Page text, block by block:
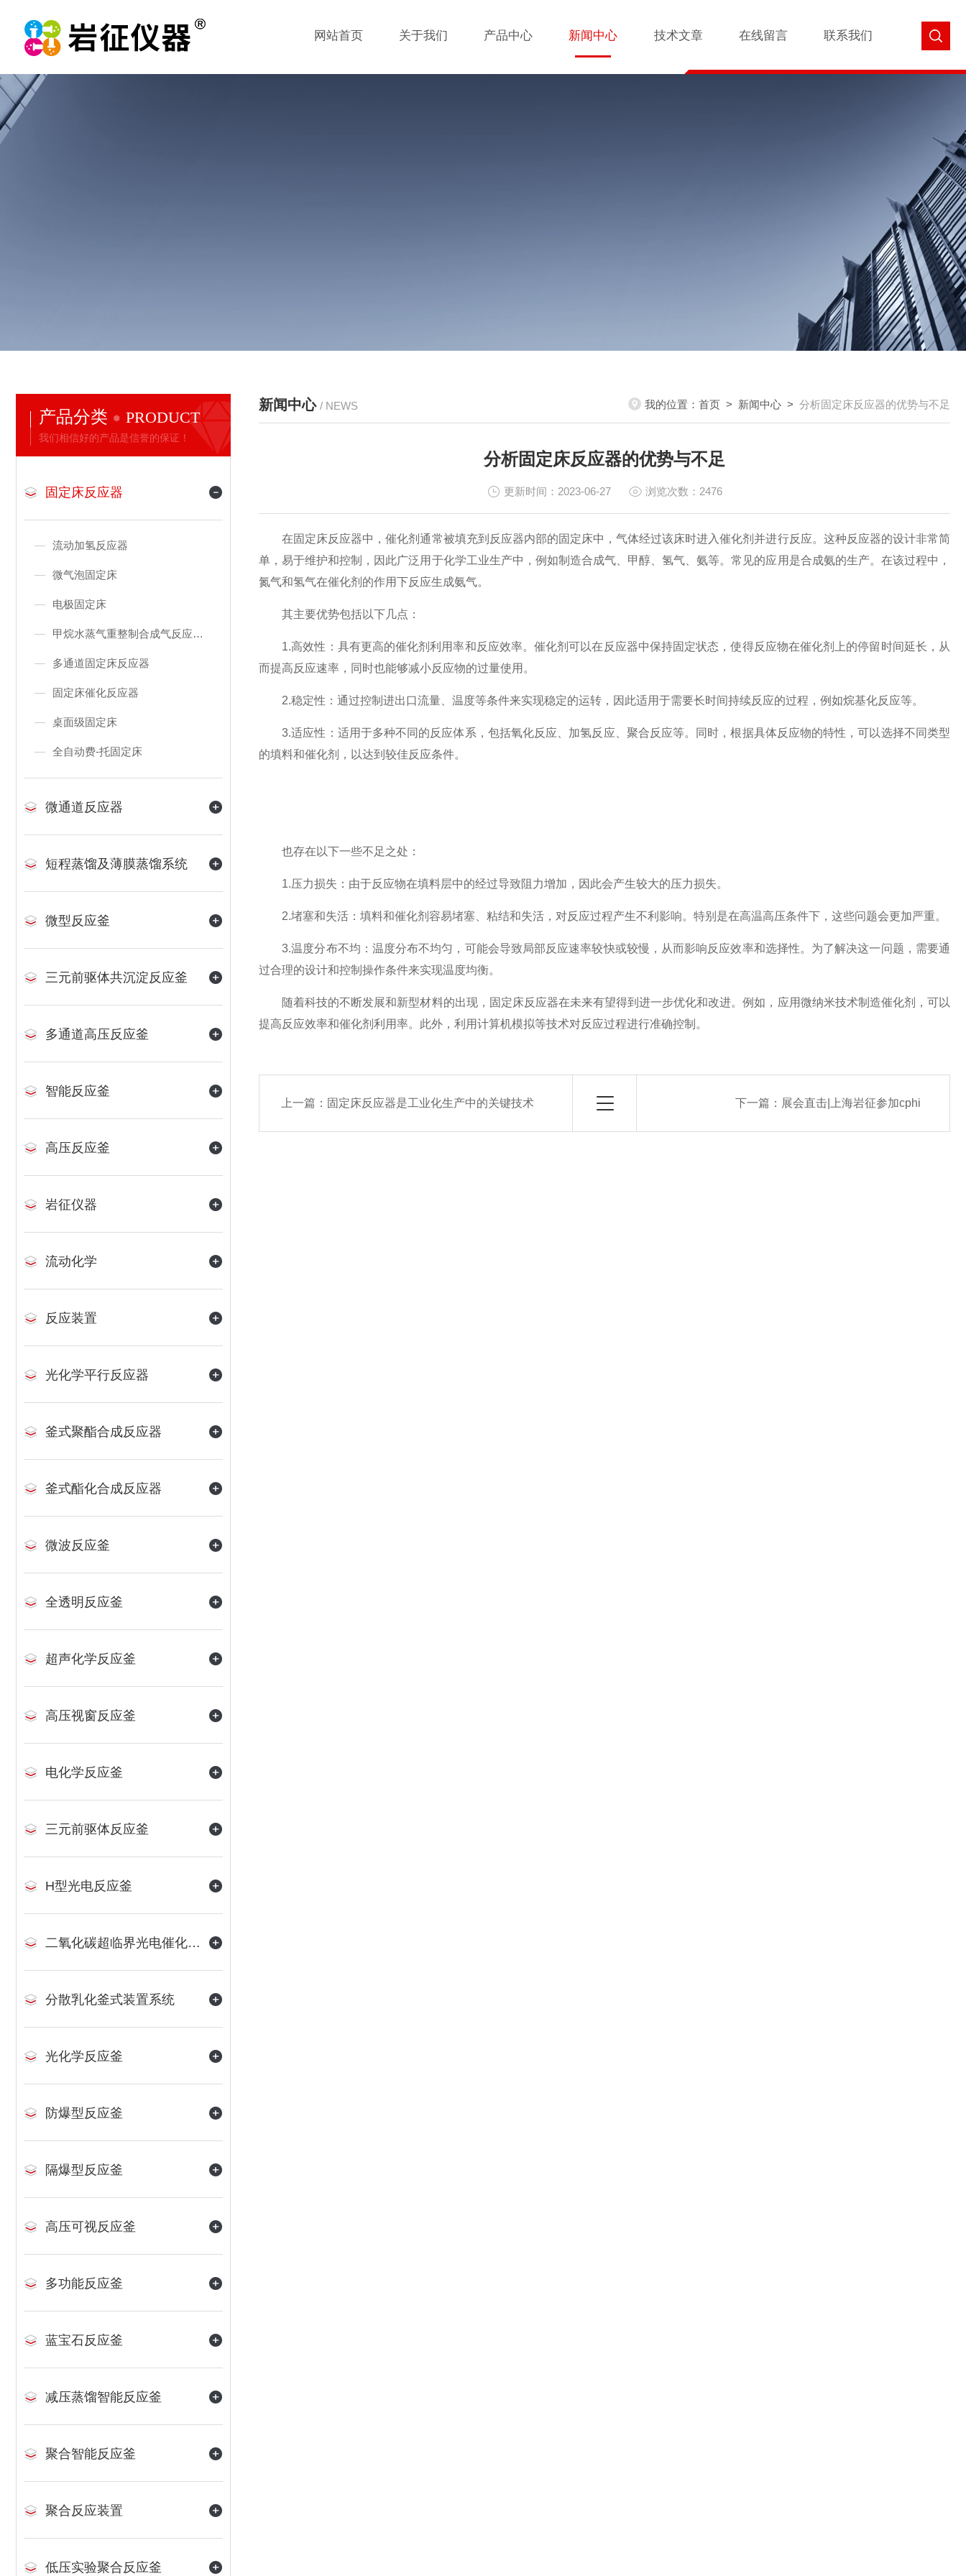
网站首页 关于我们 产品中心 新闻中心 技术文章 在线留言 联系我们
新闻中心 / NEWS 我的位置： 首页 > 新闻中心 > 分析固定床反应器的优势与不足
分析固定床反应器的优势与不足
更新时间：2023-06-27 浏览次数：2476
在固定床反应器中，催化剂通常被填充到反应器内部的固定床中，气体经过该床时进入催化剂并进行反应。这种反应器的设计非常简
单，易于维护和控制，因此广泛用于化学工业生产中，例如制造合成气、甲醇、氢气、氨等。常见的应用是合成氨的生产。在该过程中，
氮气和氢气在催化剂的作用下反应生成氨气。
其主要优势包括以下几点：
1.高效性：具有更高的催化剂利用率和反应效率。催化剂可以在反应器中保持固定状态，使得反应物在催化剂上的停留时间延长，从
而提高反应速率，同时也能够减小反应物的过量使用。
2.稳定性：通过控制进出口流量、温度等条件来实现稳定的运转，因此适用于需要长时间持续反应的过程，例如烷基化反应等。
3.适应性：适用于多种不同的反应体系，包括氧化反应、加氢反应、聚合反应等。同时，根据具体反应物的特性，可以选择不同类型
的填料和催化剂，以达到较佳反应条件。
也存在以下一些不足之处：
1.压力损失：由于反应物在填料层中的经过导致阻力增加，因此会产生较大的压力损失。
2.堵塞和失活：填料和催化剂容易堵塞、粘结和失活，对反应过程产生不利影响。特别是在高温高压条件下，这些问题会更加严重。
3.温度分布不均：温度分布不均匀，可能会导致局部反应速率较快或较慢，从而影响反应效率和选择性。为了解决这一问题，需要通
过合理的设计和控制操作条件来实现温度均衡。
随着科技的不断发展和新型材料的出现，固定床反应器在未来有望得到进一步优化和改进。例如，应用微纳米技术制造催化剂，可以
提高反应效率和催化剂利用率。此外，利用计算机模拟等技术对反应过程进行准确控制。
上一篇： 固定床反应器是工业化生产中的关键技术 下一篇： 展会直击|上海岩征参加cphi
产品分类 PRODUCT
我们相信好的产品是信誉的保证！
固定床反应器
流动加氢反应器
微气泡固定床
电极固定床
甲烷水蒸气重整制合成气反应装置
多通道固定床反应器
固定床催化反应器
桌面级固定床
全自动费-托固定床
微通道反应器
短程蒸馏及薄膜蒸馏系统
微型反应釜
三元前驱体共沉淀反应釜
多通道高压反应釜
智能反应釜
高压反应釜
岩征仪器
流动化学
反应装置
光化学平行反应器
釜式聚酯合成反应器
釜式酯化合成反应器
微波反应釜
全透明反应釜
超声化学反应釜
高压视窗反应釜
电化学反应釜
三元前驱体反应釜
H型光电反应釜
二氧化碳超临界光电催化反应装置
分散乳化釜式装置系统
光化学反应釜
防爆型反应釜
隔爆型反应釜
高压可视反应釜
多功能反应釜
蓝宝石反应釜
减压蒸馏智能反应釜
聚合智能反应釜
聚合反应装置
低压实验聚合反应釜